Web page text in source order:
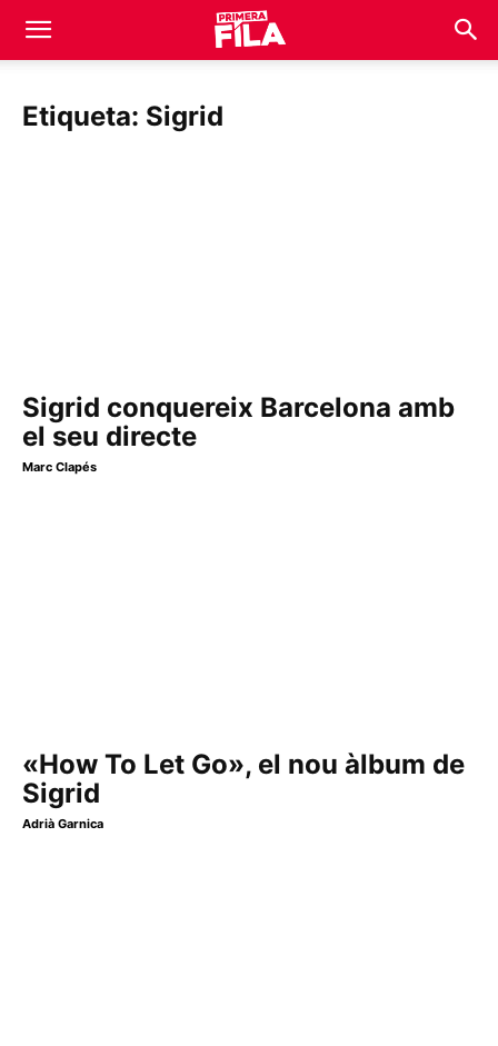
Etiqueta: Sigrid
Sigrid conquereix Barcelona amb
el seu directe
Marc Clapés
«How To Let Go», el nou àlbum de
Sigrid
Adrià Garnica